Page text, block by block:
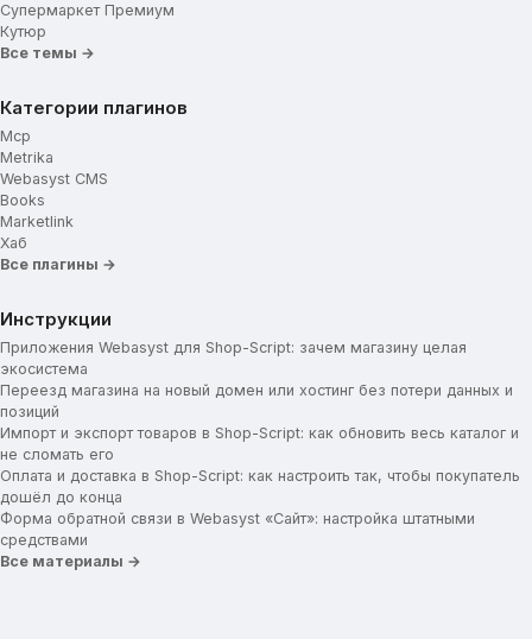
Супермаркет Премиум
Кутюр
Все темы →
Категории плагинов
Mcp
Metrika
Webasyst CMS
Books
Marketlink
Хаб
Все плагины →
Инструкции
Приложения Webasyst для Shop-Script: зачем магазину целая
экосистема
Переезд магазина на новый домен или хостинг без потери данных и
позиций
Импорт и экспорт товаров в Shop-Script: как обновить весь каталог и
не сломать его
Оплата и доставка в Shop-Script: как настроить так, чтобы покупатель
дошёл до конца
Форма обратной связи в Webasyst «Сайт»: настройка штатными
средствами
Все материалы →